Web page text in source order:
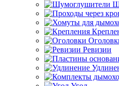
Ревизии